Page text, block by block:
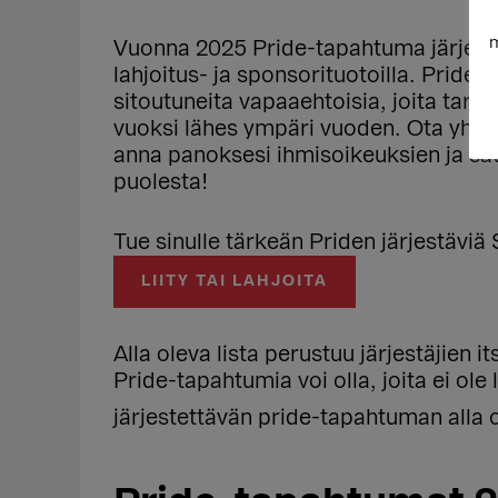
Vuonna 2025 Pride-tapahtuma
lahjoitus- ja sponsorituotoilla. Pride-
sitoutuneita vapaaehtoisia, joita
vuoksi lähes ympäri vuoden. Ota
anna panoksesi ihmisoikeuksien ja
puolesta!
Tue sinulle tärkeän Priden järjestäviä
LIITY TAI LAHJOITA
Alla oleva lista perustuu järjestäjien
Pride-tapahtumia voi olla, joita ei ole
järjestettävän pride-tapahtuman alla